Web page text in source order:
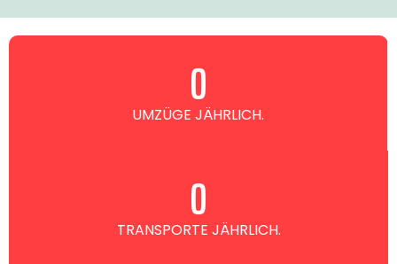
UMZÜGE JÄHRLICH.
0
TRANSPORTE JÄHRLICH.
0